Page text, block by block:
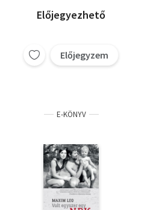
Előjegyezhető
Előjegyzem
E-KÖNYV